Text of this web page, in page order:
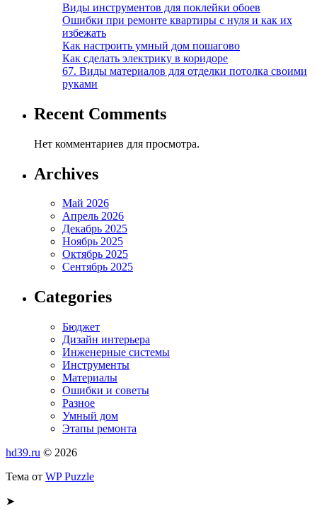
Виды инструментов для поклейки обоев
Ошибки при ремонте квартиры с нуля и как их
избежать
Как настроить умный дом пошагово
Как сделать электрику в коридоре
67. Виды материалов для отделки потолка своими
руками
Recent Comments
Нет комментариев для просмотра.
Archives
Май 2026
Апрель 2026
Декабрь 2025
Ноябрь 2025
Октябрь 2025
Сентябрь 2025
Categories
Бюджет
Дизайн интерьера
Инженерные системы
Инструменты
Материалы
Ошибки и советы
Разное
Умный дом
Этапы ремонта
hd39.ru © 2026
Тема от WP Puzzle
➤